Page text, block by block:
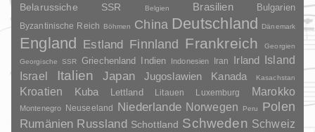
Belarussiche SSR Belgien Brasilien Bulgarien
Byzantinische Reich Böhmen China Deutschland Dänemark
England Estland Finnland Frankreich
Georgien
Georgische SSR
Griechenland Indien Indonesien Iran Irland
Island
Israel
Italien Japan Jugoslawien Kanada Kasachstan
Kroatien Kuba Lettland Litauen Luxemburg Marokko
Montenegro Neuseeland Niederlande Norwegen Peru
Polen
Rumänien Russland Schottland Schweden Schweiz